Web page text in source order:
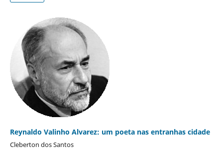
Reynaldo Valinho Alvarez: um poeta nas entranhas cidade
Cleberton dos Santos